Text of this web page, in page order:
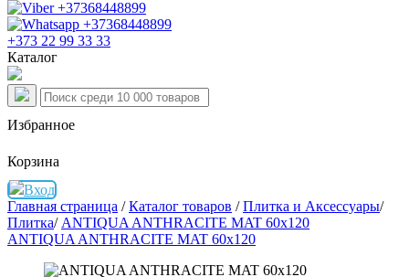
+373 22 99 33 33
Каталог
Избранное
Корзина
Вход
Главная страница / Каталог товаров / Плитка и Аксессуары/
Плитка/ ANTIQUA ANTHRACITE MAT 60x120
ANTIQUA ANTHRACITE MAT 60x120